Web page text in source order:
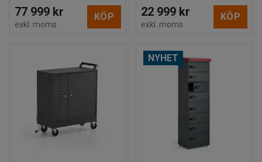
77 999 kr
exkl. moms
KÖP 22 999 kr
exkl. moms
KÖP
NYHET